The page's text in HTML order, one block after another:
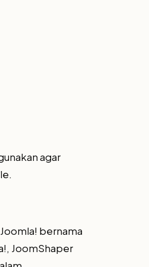
agar
bernama
JoomShaper